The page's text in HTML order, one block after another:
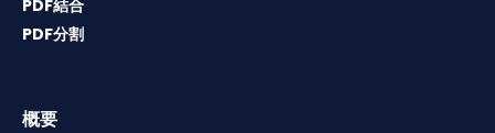
PDF結合
PDF分割
概要